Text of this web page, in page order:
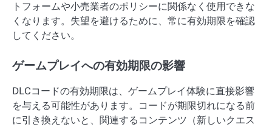
トフォームや小売業者のポリシーに関係なく使用できな
くなります。失望を避けるために、常に有効期限を確認
してください。
ゲームプレイへの有効期限の影響
DLCコードの有効期限は、ゲームプレイ体験に直接影響
を与える可能性があります。コードが期限切れになる前
に引き換えないと、関連するコンテンツ（新しいクエス